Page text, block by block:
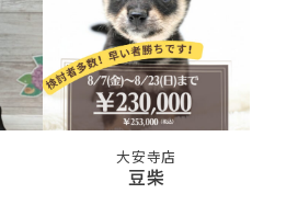
大安寺店
豆柴